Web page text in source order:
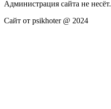
Администрация сайта не несёт.
Сайт от psikhoter @ 2024